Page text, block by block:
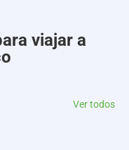
viajar a
Ver todos